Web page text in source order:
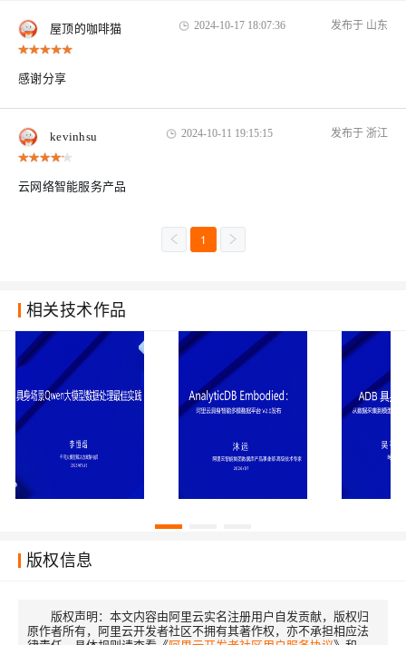
屋顶的咖啡猫 2024-10-17 18:07:36 发布于 山东
感谢分享
kevinhsu 2024-10-11 19:15:15 发布于 浙江
云网络智能服务产品
1
相关技术作品
版权信息
版权声明： 本文内容由阿里云实名注册用户自发贡献，版权归
原作者所有，阿里云开发者社区不拥有其著作权，亦不承担相应法